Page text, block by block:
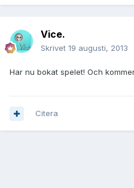
Vice.
Skrivet 19 augusti, 2013
Har nu bokat spelet! Och
Citera